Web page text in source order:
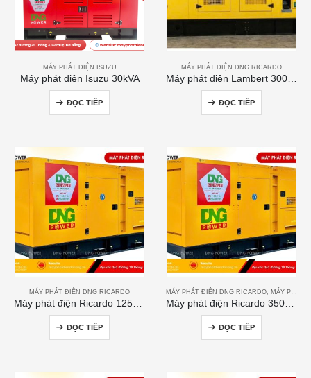
MÁY PHÁT ĐIỆN ISUZU
Máy phát điện Isuzu 30kVA
ĐỌC TIẾP
MÁY PHÁT ĐIỆN DNG RICARDO
ĐỌC TIẾP
MÁY PHÁT ĐIỆN DNG RICARDO
Máy phát điện Ricardo 125kVA
ĐỌC TIẾP
MÁY PHÁT ĐIỆN DNG RICARDO, MÁY PHÁT ĐIỆN RICARDO
Máy phát điện Ricardo 350KVA
ĐỌC TIẾP